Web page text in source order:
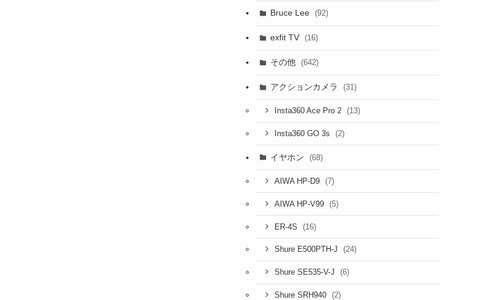
Bruce Lee (92)
exfit TV (16)
その他 (642)
アクションカメラ (31)
Insta360 Ace Pro 2 (13)
Insta360 GO 3s (2)
イヤホン (68)
AIWA HP-D9 (7)
AIWA HP-V99 (5)
ER-4S (16)
Shure E500PTH-J (24)
Shure SE535-V-J (6)
Shure SRH940 (2)